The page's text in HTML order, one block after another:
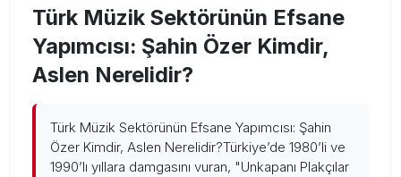
Türk Müzik Sektörünün Efsane
Yapımcısı: Şahin Özer Kimdir,
Aslen Nerelidir?
Türk Müzik Sektörünün Efsane Yapımcısı: Şahin
Özer Kimdir, Aslen Nerelidir?Türkiye’de 1980’li ve
1990’lı yıllara damgasını vuran, "Unkapanı Plakçılar